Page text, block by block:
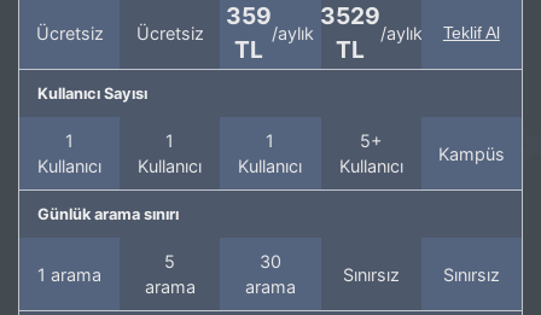
Ücretsiz Ücretsiz
359
TL
/aylık
3529
TL
/aylık Teklif Al
Kullanıcı Sayısı
1
Kullanıcı
1
Kullanıcı
1
Kullanıcı
5+
Kullanıcı
Kampüs
Günlük arama sınırı
1 arama
5
arama
30
arama
Sınırsız Sınırsız